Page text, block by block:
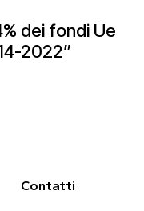
dei fondi Ue
2022”
Contatti